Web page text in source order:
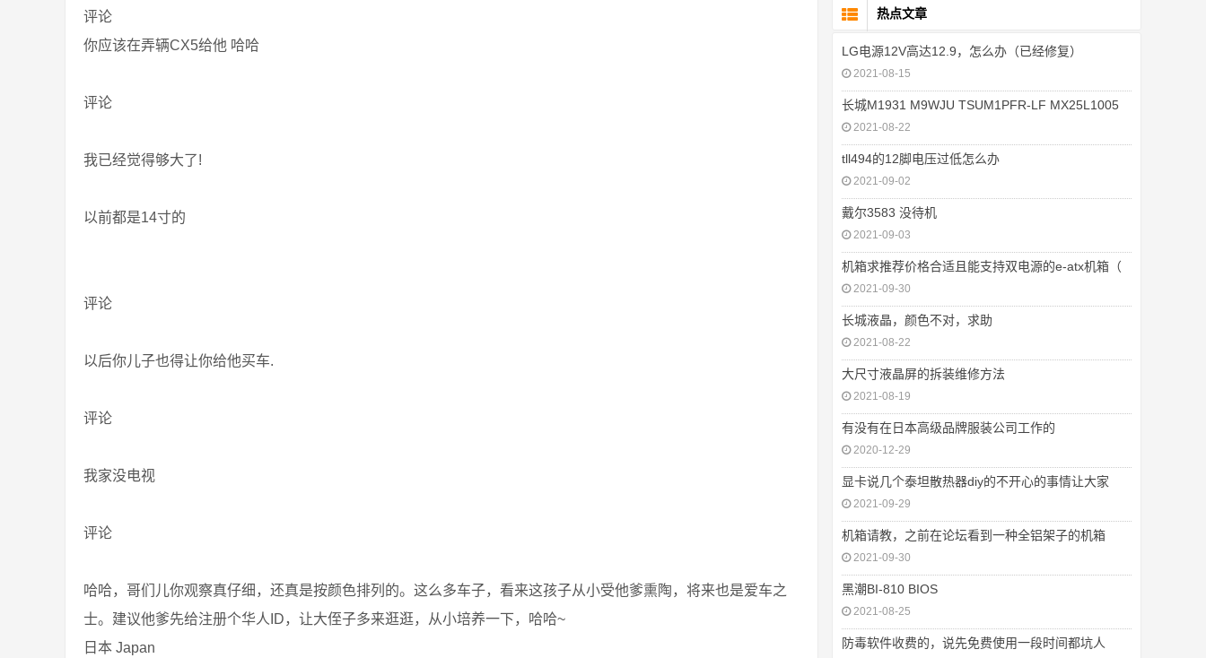
评论
你应该在弄辆CX5给他 哈哈
评论
我已经觉得够大了!
以前都是14寸的
评论
以后你儿子也得让你给他买车.
评论
我家没电视
评论
哈哈，哥们儿你观察真仔细，还真是按颜色排列的。这么多车子，看来这孩子从小受他爹熏陶，将来也是爱车之
士。建议他爹先给注册个华人ID，让大侄子多来逛逛，从小培养一下，哈哈~
日本 Japan
热点文章
LG电源12V高达12.9，怎么办（已经修复）
2021-08-15
长城M1931 M9WJU TSUM1PFR-LF MX25L1005
2021-08-22
tll494的12脚电压过低怎么办
2021-09-02
戴尔3583 没待机
2021-09-03
机箱求推荐价格合适且能支持双电源的e-atx机箱（
2021-09-30
长城液晶，颜色不对，求助
2021-08-22
大尺寸液晶屏的拆装维修方法
2021-08-19
有没有在日本高级品牌服装公司工作的
2020-12-29
显卡说几个泰坦散热器diy的不开心的事情让大家
2021-09-29
机箱请教，之前在论坛看到一种全铝架子的机箱
2021-09-30
黑潮BI-810 BIOS
2021-08-25
防毒软件收费的，说先免费使用一段时间都坑人